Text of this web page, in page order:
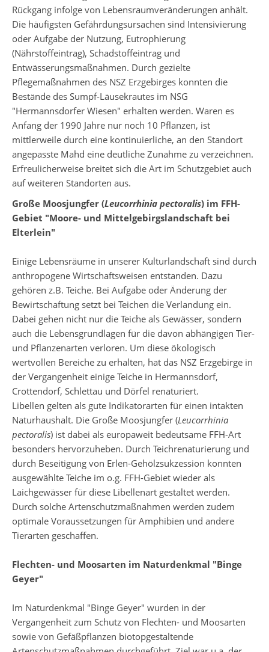
Rückgang infolge von Lebensraumveränderungen anhält.
Die häufigsten Gefährdungsursachen sind Intensivierung
oder Aufgabe der Nutzung, Eutrophierung
(Nährstoffeintrag), Schadstoffeintrag und
Entwässerungsmaßnahmen. Durch gezielte
Pflegemaßnahmen des NSZ Erzgebirges konnten die
Bestände des Sumpf-Läusekrautes im NSG
"Hermannsdorfer Wiesen" erhalten werden. Waren es
Anfang der 1990 Jahre nur noch 10 Pflanzen, ist
mittlerweile durch eine kontinuierliche, an den Standort
angepasste Mahd eine deutliche Zunahme zu verzeichnen.
Erfreulicherweise breitet sich die Art im Schutzgebiet auch
auf weiteren Standorten aus.
Große Moosjungfer (Leucorrhinia pectoralis) im FFH-
Gebiet "Moore- und Mittelgebirgslandschaft bei
Elterlein"
Einige Lebensräume in unserer Kulturlandschaft sind durch
anthropogene Wirtschaftsweisen entstanden. Dazu
gehören z.B. Teiche. Bei Aufgabe oder Änderung der
Bewirtschaftung setzt bei Teichen die Verlandung ein.
Dabei gehen nicht nur die Teiche als Gewässer, sondern
auch die Lebensgrundlagen für die davon abhängigen Tier-
und Pflanzenarten verloren. Um diese ökologisch
wertvollen Bereiche zu erhalten, hat das NSZ Erzgebirge in
der Vergangenheit einige Teiche in Hermannsdorf,
Crottendorf, Schlettau und Dörfel renaturiert.
Libellen gelten als gute Indikatorarten für einen intakten
Naturhaushalt. Die Große Moosjungfer (Leucorrhinia
pectoralis) ist dabei als europaweit bedeutsame FFH-Art
besonders hervorzuheben. Durch Teichrenaturierung und
durch Beseitigung von Erlen-Gehölzsukzession konnten
ausgewählte Teiche im o.g. FFH-Gebiet wieder als
Laichgewässer für diese Libellenart gestaltet werden.
Durch solche Artenschutzmaßnahmen werden zudem
optimale Voraussetzungen für Amphibien und andere
Tierarten geschaffen.
Flechten- und Moosarten im Naturdenkmal "Binge
Geyer"
Im Naturdenkmal "Binge Geyer" wurden in der
Vergangenheit zum Schutz von Flechten- und Moosarten
sowie von Gefäßpflanzen biotopgestaltende